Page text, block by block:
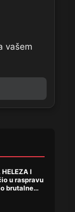
vašem
HELEZA I
u raspravu
brutalne